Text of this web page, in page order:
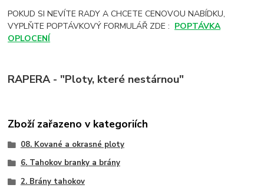
POKUD SI NEVÍTE RADY A CHCETE CENOVOU NABÍDKU,
VYPLŇTE POPTÁVKOVÝ FORMULÁŘ ZDE : POPTÁVKA
OPLOCENÍ
RAPERA - "Ploty, které nestárnou"
Zboží zařazeno v kategoriích
08. Kované a okrasné ploty
6. Tahokov branky a brány
2. Brány tahokov